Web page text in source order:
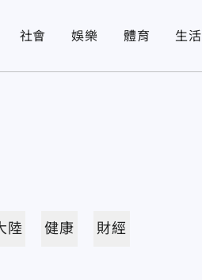
社會 娛樂 體育 生活
陸 健康 財經